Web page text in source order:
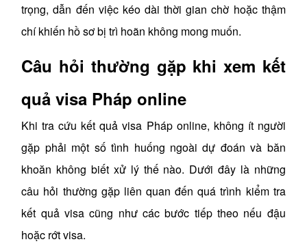
trọng, dẫn đến việc kéo dài thời gian chờ hoặc thậm
chí khiến hồ sơ bị trì hoãn không mong muốn.
Câu hỏi thường gặp khi xem kết
quả visa Pháp online
Khi tra cứu kết quả visa Pháp online, không ít người
gặp phải một số tình huống ngoài dự đoán và băn
khoăn không biết xử lý thế nào. Dưới đây là những
câu hỏi thường gặp liên quan đến quá trình kiểm tra
kết quả visa cũng như các bước tiếp theo nếu đậu
hoặc rớt visa.